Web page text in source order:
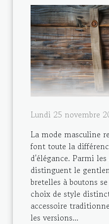
Lundi 25 novembre
La mode masculine
font toute la
d'élégance. Parmi les
distinguent le
bretelles à boutons
choix de style
accessoire
les versions...